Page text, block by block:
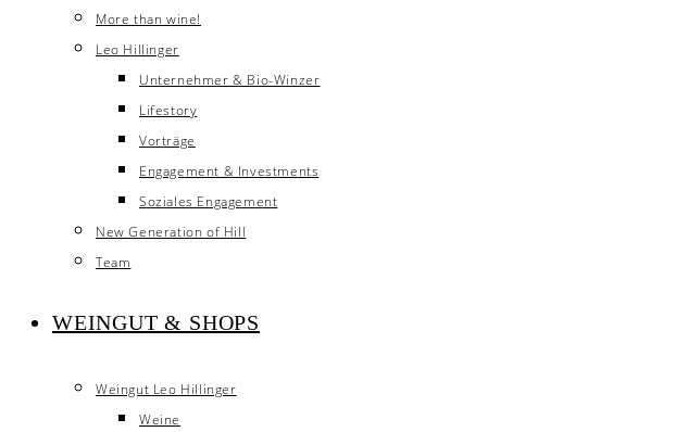
More than wine!
Leo Hillinger
Unternehmer & Bio-Winzer
Lifestory
Vorträge
Engagement & Investments
Soziales Engagement
New Generation of Hill
Team
WEINGUT & SHOPS
Weingut Leo Hillinger
Weine